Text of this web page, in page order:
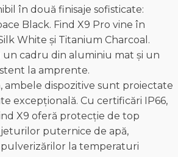
în două finisaje sofisticate:
Black. Find X9 Pro vine în
White și Titanium Charcoal.
un cadru din aluminiu mat și un
la amprente.
ambele dispozitive sunt proiectate
excepțională. Cu certificări IP66,
X9 oferă protecție de top
puternice de apă,
la temperaturi